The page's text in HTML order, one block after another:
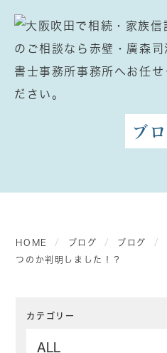
ブ
HOME ブログ ブログ
つのか判明しました！？
カテゴリー